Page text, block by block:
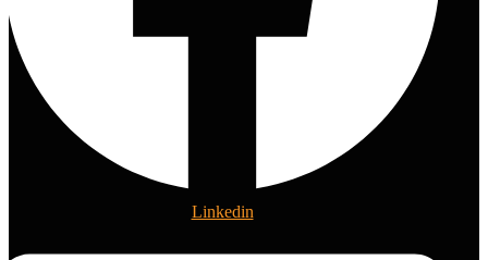
Linkedin